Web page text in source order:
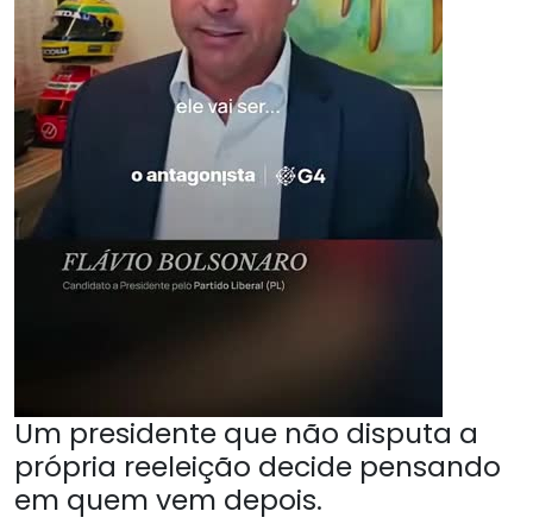
Um presidente que não disputa a
própria reeleição decide pensando
em quem vem depois.